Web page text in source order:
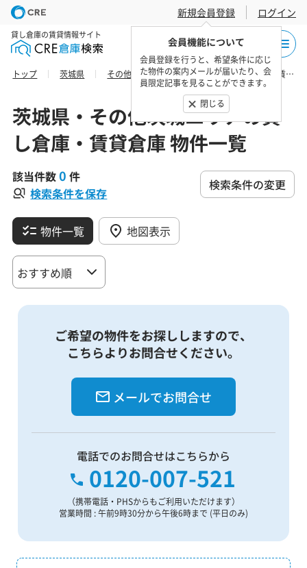
新規会員登録
会員機能について
会員登録を行うと、希望条件に応じ
た物件の案内メールが届いたり、会
員限定記事を見ることができます。
閉じる
ログイン
貸し倉庫の賃貸情報サイト
トップ 茨城県 その他茨城エリア 龍ケ崎市の貸し倉庫・賃貸倉庫 物件一覧
茨城県・その他茨城エリアの貸
し倉庫・賃貸倉庫 物件一覧
該当件数0 件
検索条件を保存
検索条件の変更
物件一覧 地図表示
ご希望の物件をお探ししますので、
こちらよりお問合せください。
メールでお問合せ
電話でのお問合せはこちらから
0120-007-521
（携帯電話・PHSからもご利用いただけます）
営業時間 : 午前9時30分から午後6時まで (平日のみ)